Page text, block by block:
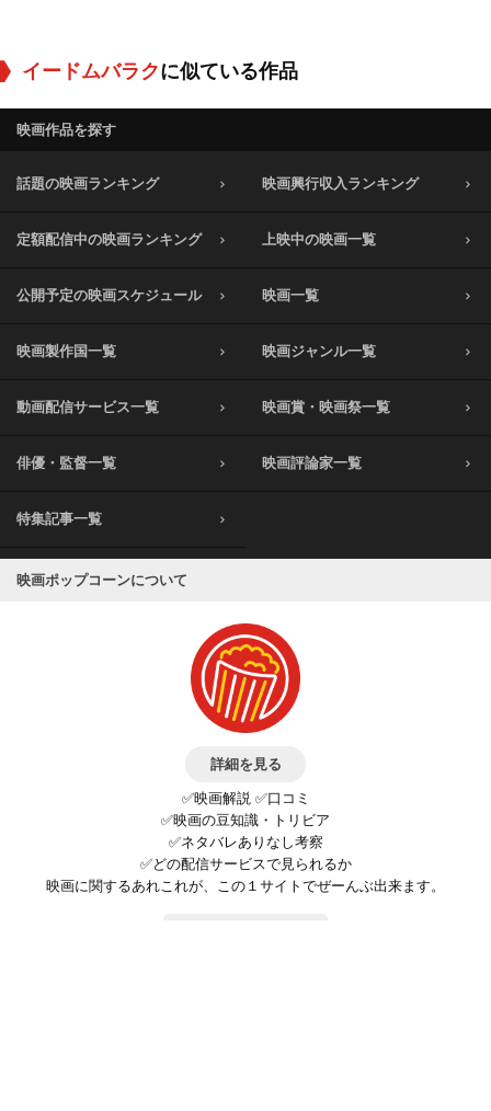
イードムバラクに似ている作品
映画作品を探す
話題の映画ランキング 映画興行収入ランキング
定額配信中の映画ランキング 上映中の映画一覧
公開予定の映画スケジュール 映画一覧
映画製作国一覧 映画ジャンル一覧
動画配信サービス一覧 映画賞・映画祭一覧
俳優・監督一覧 映画評論家一覧
特集記事一覧
映画ポップコーンについて
詳細を見る
✅映画解説 ✅口コミ
✅映画の豆知識・トリビア
✅ネタバレありなし考察
✅どの配信サービスで見られるか
映画に関するあれこれが、この１サイトでぜーんぶ出来ます。